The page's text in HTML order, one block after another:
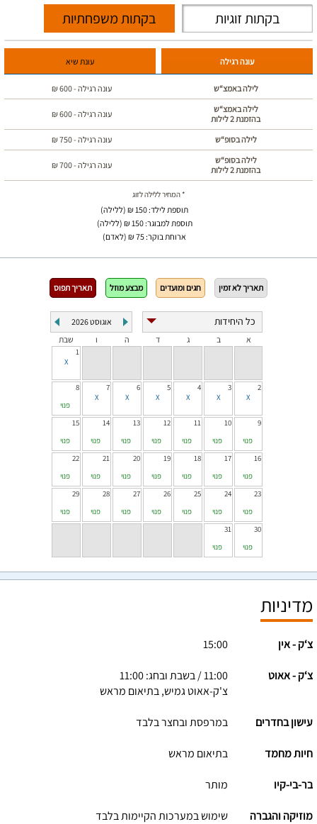
בקתות זוגיות בקתות משפחתיות
עונת שיא עונה רגילה
לילה באמצ“ש עונה רגילה -600
₪
לילה באמצ“ש
בהזמנת 2 לילות
עונה רגילה -600
₪
לילה בסופ“ש עונה רגילה -750
₪
לילה בסופ“ש
בהזמנת 2 לילות
עונה רגילה -700
₪
* המחיר ללילה לזוג
תוספת לילד: 150 ₪ (ללילה)
תוספת למבוגר: 150 ₪ (ללילה)
ארוחת בוקר: 75 ₪ (לאדם)
תאריך לא זמין חגים ומועדים מבצע מוזל תאריך תפוס
אוגוסט2026
א
ב ג ד ה ו שבת
1
2
3
4
5
6
7
8
פנוי
9
פנוי
10
פנוי
11
פנוי
12
פנוי
13
פנוי
14
פנוי
15
פנוי
16
פנוי
17
פנוי
18
פנוי
19
פנוי
20
פנוי
21
פנוי
22
פנוי
23
פנוי
24
פנוי
25
פנוי
26
פנוי
27
פנוי
28
פנוי
29
פנוי
30
פנוי
31
פנוי
מדיניות
צ‘ק - אין 15:00
צ‘ק - אאוט
11:00 / בשבת ובחג: 11:00
צ'ק-אאוט גמיש, בתיאום מראש
עישון בחדרים במרפסת ובחצר בלבד
חיות מחמד בתיאום מראש
בר-בי-קיו מותר
מוזיקה והגברה שימוש במערכות הקיימות בלבד